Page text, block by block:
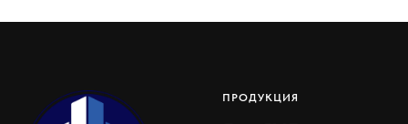
ПРОДУКЦИЯ